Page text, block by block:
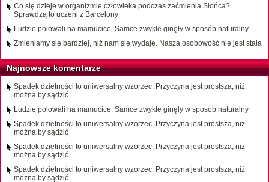
Co się dzieje w organizmie człowieka podczas zaćmienia Słońca?
Sprawdzą to uczeni z Barcelony
Ludzie polowali na mamucice. Samce zwykle ginęły w sposób naturalny
Zmieniamy się bardziej, niż nam się wydaje. Nasza osobowość nie jest stała
Najnowsze komentarze
Spadek dzietności to uniwersalny wzorzec. Przyczyna jest prostsza, niż
można by sądzić
Ludzie polowali na mamucice. Samce zwykle ginęły w sposób naturalny
Spadek dzietności to uniwersalny wzorzec. Przyczyna jest prostsza, niż
można by sądzić
Spadek dzietności to uniwersalny wzorzec. Przyczyna jest prostsza, niż
można by sądzić
Spadek dzietności to uniwersalny wzorzec. Przyczyna jest prostsza, niż
można by sądzić